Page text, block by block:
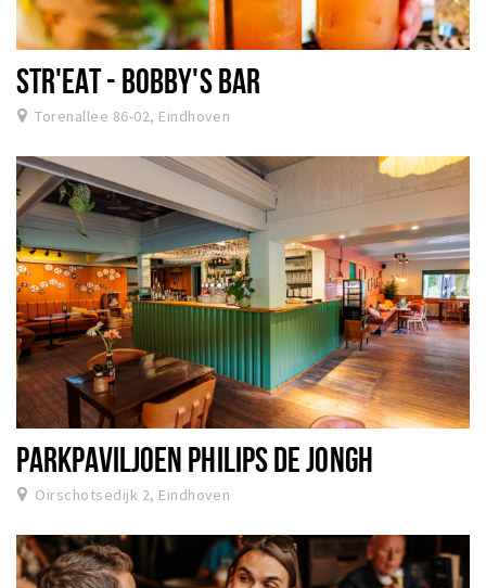
STR'EAT - BOBBY'S BAR
Torenallee 86-02, Eindhoven
PARKPAVILJOEN PHILIPS DE JONGH
Oirschotsedijk 2, Eindhoven